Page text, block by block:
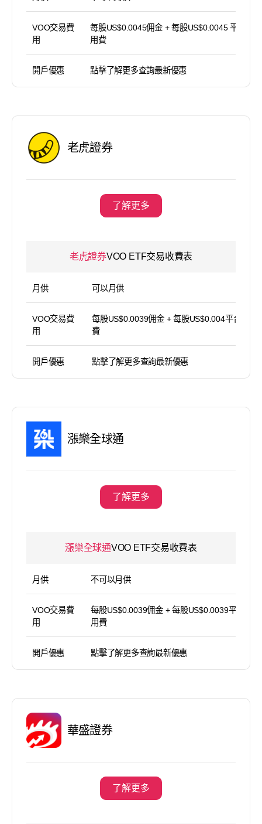
VOO交易費
用
每股US$0.0045佣金 + 每股US$0.0045 平台使
用費
開戶優惠 點擊了解更多查詢最新優惠
老虎證券
了解更多
老虎證券VOO ETF交易收費表
月供 可以月供
VOO交易費
用
每股US$0.0039佣金 + 每股US$0.004平台使用
費
開戶優惠 點擊了解更多查詢最新優惠
漲樂全球通
了解更多
漲樂全球通VOO ETF交易收費表
月供 不可以月供
VOO交易費
用
每股US$0.0039佣金 + 每股US$0.0039平台使
用費
開戶優惠 點擊了解更多查詢最新優惠
華盛證券
了解更多